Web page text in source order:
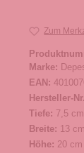
Zum
Marke:
EAN:
Hersteller-
Tiefe: 7,5 cm
Breite: 13 cm
Höhe: 20 cm